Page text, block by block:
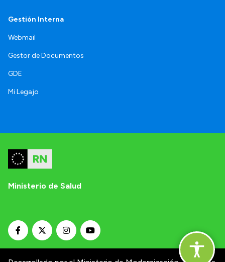
Gestión Interna
Webmail
Gestor de Documentos
GDE
Mi Legajo
Ministerio de Salud